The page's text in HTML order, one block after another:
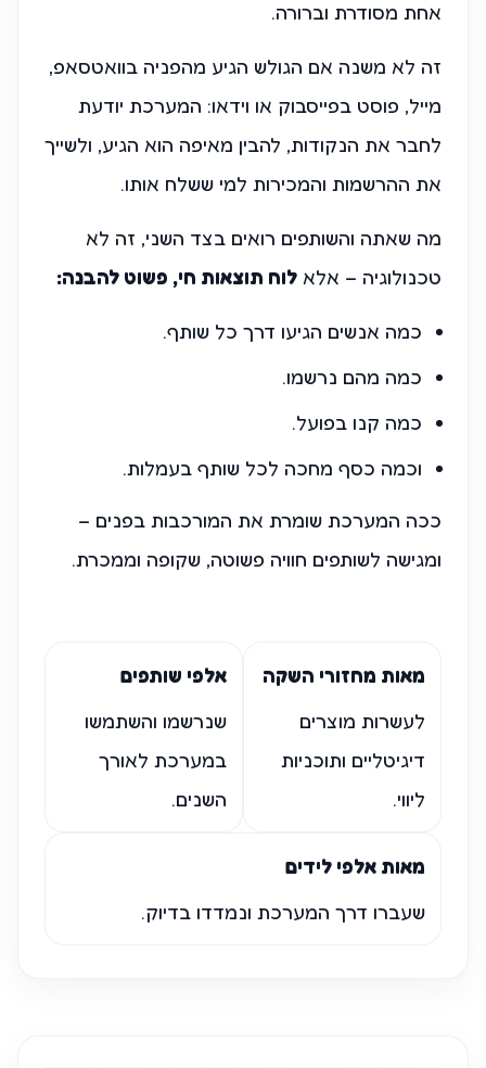
אחת מסודרת וברורה.
זה לא משנה אם הגולש הגיע מהפניה בוואטסאפ,
מייל, פוסט בפייסבוק או וידאו: המערכת יודעת
לחבר את הנקודות, להבין מאיפה הוא הגיע, ולשייך
את ההרשמות והמכירות למי ששלח אותו.
מה שאתה והשותפים רואים בצד השני, זה לא
טכנולוגיה – אלא לוח תוצאות חי, פשוט להבנה:
כמה אנשים הגיעו דרך כל שותף.
כמה מהם נרשמו.
כמה קנו בפועל.
וכמה כסף מחכה לכל שותף בעמלות.
ככה המערכת שומרת את המורכבות בפנים –
ומגישה לשותפים חוויה פשוטה, שקופה וממכרת.
מאות מחזורי השקה
לעשרות מוצרים
דיגיטליים ותוכניות
ליווי.
אלפי שותפים
שנרשמו והשתמשו
במערכת לאורך
השנים.
מאות אלפי לידים
שעברו דרך המערכת ונמדדו בדיוק.